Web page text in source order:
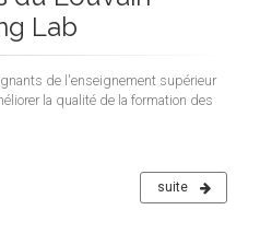
Lab
de l'enseignement supérieur
la qualité de la formation des
suite